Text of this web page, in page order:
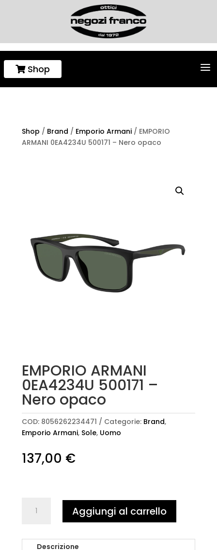
 Shop a
Shop / Brand / Emporio Armani/ EMPORIO
ARMANI 0EA4234U 500171 – Nero opaco
EMPORIO ARMANI
0EA4234U 500171 –
Nero opaco
COD: 8056262234471 Categorie: Brand,
Emporio Armani, Sole, Uomo
137,00 €
ARMANI
Aggiungi al carrello
Descrizione